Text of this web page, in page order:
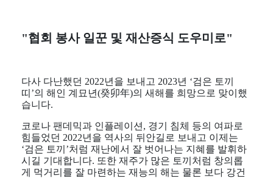
"협회 봉사 일꾼 및 재산증식 도우미로"
다사 다난했던 2022년을 보내고 2023년 ‘검은 토끼
띠’의 해인 계묘년(癸卯年)의 새해를 희망으로 맞이했
습니다.
코로나 팬데믹과 인플레이션, 경기 침체 등의 여파로
힘들었던 2022년을 역사의 뒤안길로 보내고 이제는
‘검은 토끼’처럼 재난에서 잘 벗어나는 지혜를 발휘하
시길 기대합니다. 또한 재주가 많은 토끼처럼 창의롭
게 먹거리를 잘 마련하는 재능의 해는 물론 보다 강건